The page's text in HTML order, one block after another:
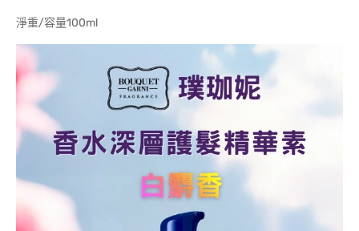
淨重/容量100ml